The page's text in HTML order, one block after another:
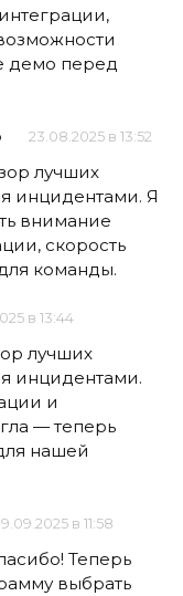
демо перед
23.08.2025 в 13:52
лучших
инцидентами. Я
внимание
скорость
команды.
в 13:44
лучших
инцидентами.
и
— теперь
нашей
в 11:58
Теперь
выбрать